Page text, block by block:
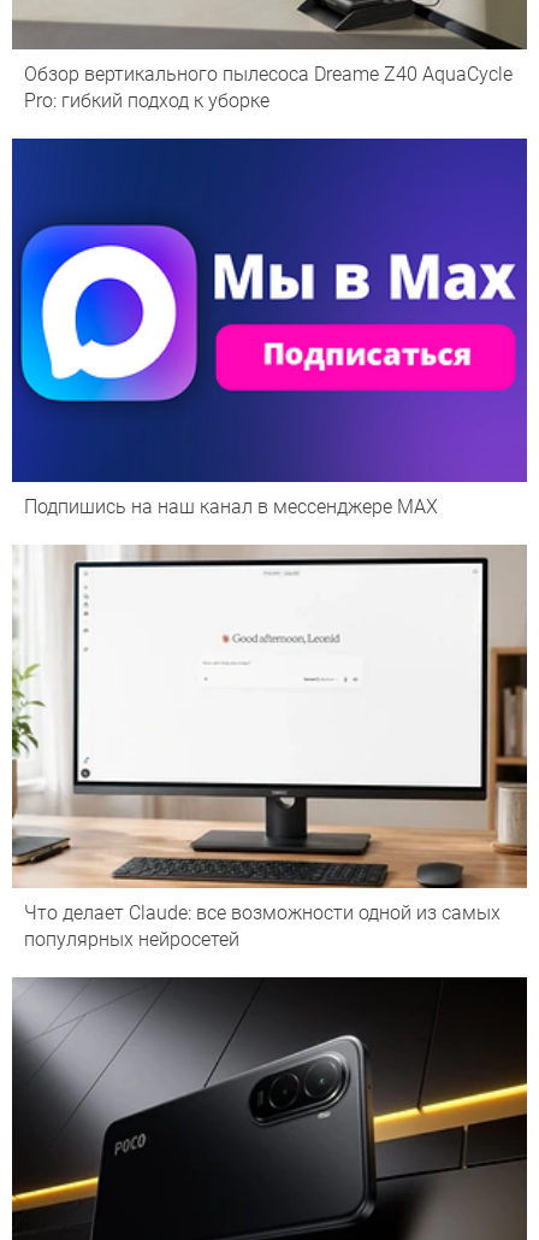
Обзор вертикального пылесоса Dreame Z40 AquaCycle
Pro: гибкий подход к уборке
Подпишись на наш канал в мессенджере МАХ
Что делает Сlaude: все возможности одной из самых
популярных нейросетей